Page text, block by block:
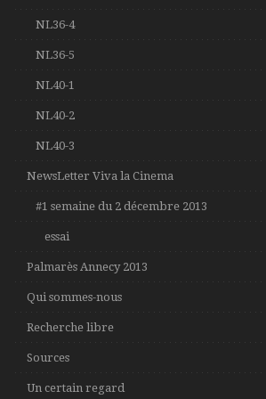
NL36-4
NL36-5
NL40-1
NL40-2
NL40-3
NewsLetter Viva la Cinema
#1 semaine du 2 décembre 2013
essai
Palmarès Annecy 2013
Qui sommes-nous
Recherche libre
Sources
Un certain regard